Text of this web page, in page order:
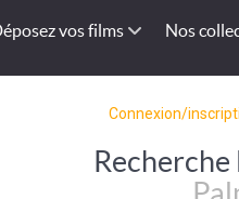
vos films Nos
Connexion/